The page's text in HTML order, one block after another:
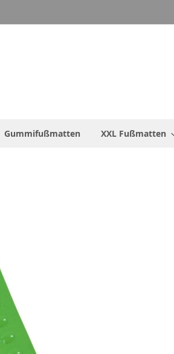
Gummifußmatten XXL Fußmatten